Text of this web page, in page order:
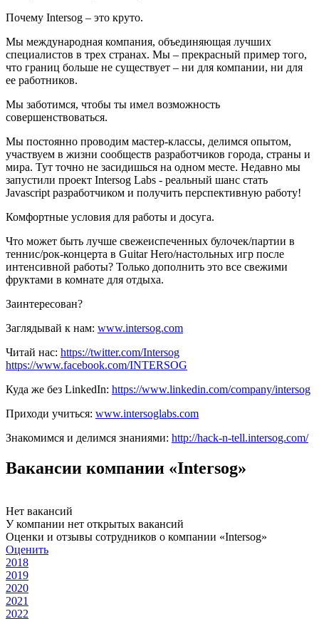
Почему Intersog – это круто.
Мы международная компания, объединяющая лучших
специалистов в трех странах. Мы – прекрасный пример того,
что границ больше не существует – ни для компании, ни для
ее работников.
Мы заботимся, чтобы ты имел возможность
совершенствоваться.
Мы постоянно проводим мастер-классы, делимся опытом,
участвуем в жизни сообществ разработчиков города, страны и
мира. Тут точно не засидишься на одном месте. Недавно мы
запустили проект Intersog Labs - реальный шанс стать
Javascript разработчиком и получить перспективную работу!
Комфортные условия для работы и досуга.
Что может быть лучше свежеиспеченных булочек/партии в
теннис/рок-концерта в Guitar Hero/настольных игр после
интенсивной работы? Только дополнить это все свежими
фруктами в комнате для отдыха.
Заинтересован?
Заглядывай к нам: www.intersog.com
Читай нас: https://twitter.com/Intersog
https://www.facebook.com/INTERSOG
Куда же без LinkedIn: https://www.linkedin.com/company/intersog
Приходи учиться: www.intersoglabs.com
Знакомимся и делимся знаниями: http://hack-n-tell.intersog.com/
Вакансии компании «Intersog»
Нет вакансий
У компании нет открытых вакансий
Оценки и отзывы сотрудников о компании «Intersog»
Оценить
2018
2019
2020
2021
2022